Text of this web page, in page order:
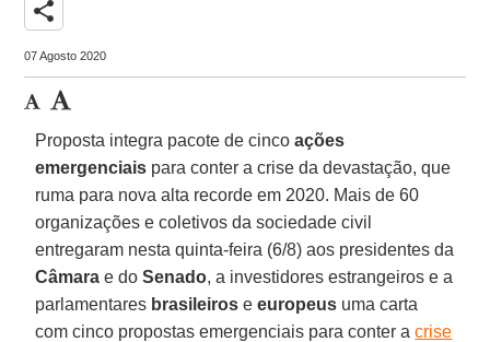
share
07 Agosto 2020
Proposta integra pacote de cincoações
emergenciais para conter a crise da devastação, que
ruma para nova alta recorde em 2020. Mais de 60
organizações e coletivos da sociedade civil
entregaram nesta quinta-feira (6/8) aos presidentes da
Câmara e doSenado, a investidores estrangeiros e a
parlamentares brasileiros eeuropeus uma carta
com cinco propostas emergenciais para conter acrise